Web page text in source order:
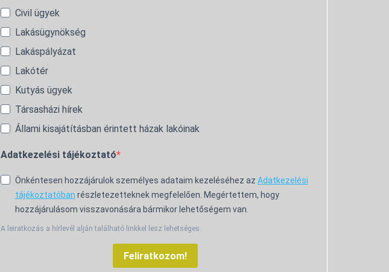
Civil ügyek
Lakásügynökség
Lakáspályázat
Lakótér
Kutyás ügyek
Társasházi hírek
Állami kisajátításban érintett házak lakóinak
Adatkezelési tájékoztató
Önkéntesen hozzájárulok személyes adataim kezeléséhez az Adatkezelési
tájékoztatóban részletezetteknek megfelelően. Megértettem, hogy
hozzájárulásom visszavonására bármikor lehetőségem van.
A leiratkozás a hírlevél alján található linkkel lesz lehetséges.
Feliratkozom!